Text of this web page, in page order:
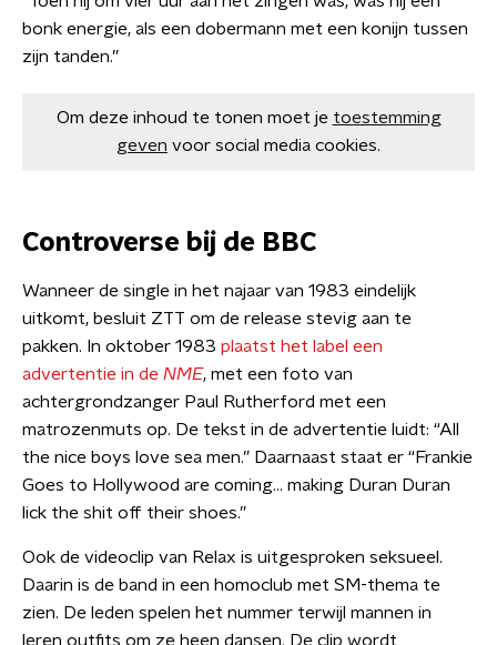
bonk energie, als een dobermann met een konijn tussen
zijn tanden.”
Om deze inhoud te tonen moet je toestemming
geven voor social media cookies.
Controverse bij de BBC
Wanneer de single in het najaar van 1983 eindelijk
uitkomt, besluit ZTT om de release stevig aan te
pakken. In oktober 1983 plaatst het label een
advertentie in de NME, met een foto van
achtergrondzanger Paul Rutherford met een
matrozenmuts op. De tekst in de advertentie luidt: “All
the nice boys love sea men.” Daarnaast staat er “Frankie
Goes to Hollywood are coming… making Duran Duran
lick the shit off their shoes.”
Ook de videoclip van Relax is uitgesproken seksueel.
Daarin is de band in een homoclub met SM-thema te
zien. De leden spelen het nummer terwijl mannen in
leren outfits om ze heen dansen. De clip wordt